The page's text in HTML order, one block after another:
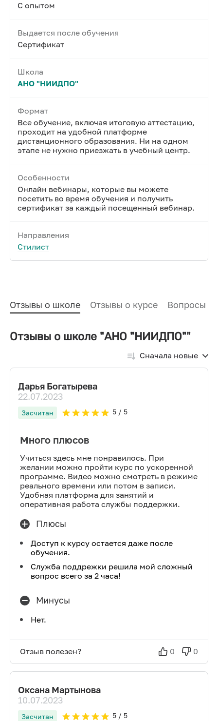
С опытом
Выдается после обучения
Сертификат
Школа
АНО "НИИДПО"
Формат
Все обучение, включая итоговую аттестацию,
проходит на удобной платформе
дистанционного образования. Ни на одном
этапе не нужно приезжать в учебный центр.
Особенности
Онлайн вебинары, которые вы можете
посетить во время обучения и получить
сертификат за каждый посещенный вебинар.
Направления
Стилист
Отзывы о школе Отзывы о курсе Вопросы и
Отзывы о школе "АНО "НИИДПО""
Сначала новые
Дарья Богатырева
22.07.2023
Засчитан 5/ 5
Много плюсов
Учиться здесь мне понравилось. При
желании можно пройти курс по ускоренной
программе. Видео можно смотреть в режиме
реального времени или потом в записи.
Удобная платформа для занятий и
оперативная работа службы поддержки.
Плюсы
Доступ к курсу остается даже после
обучения.
Служба поддрежки решила мой сложный
вопрос всего за 2 часа!
Минусы
Нет.
Отзыв полезен? 0 0
Оксана Мартынова
10.07.2023
Засчитан 5/ 5